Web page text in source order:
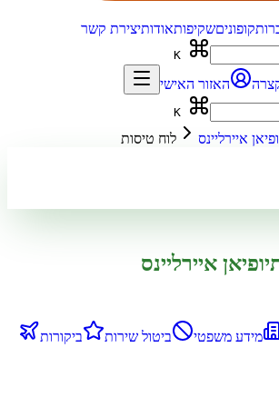
קופוניםשקיפותאודותיצירת קשר
האזור האישי
איירליינס לוח טיסות
איירליינס
מידע משפטי ביטול שירות
ביקורות